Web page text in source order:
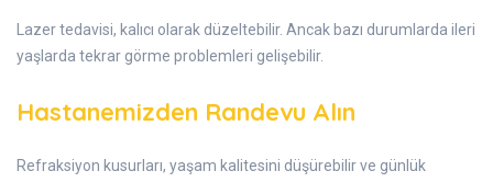
Lazer tedavisi, kalıcı olarak düzeltebilir. Ancak bazı durumlarda ileri
yaşlarda tekrar görme problemleri gelişebilir.
Hastanemizden Randevu Alın
Refraksiyon kusurları, yaşam kalitesini düşürebilir ve günlük